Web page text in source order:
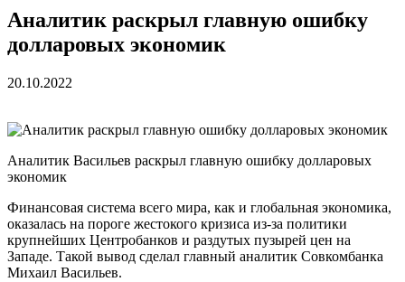
Аналитик раскрыл главную ошибку
долларовых экономик
20.10.2022
Аналитик Васильев раскрыл главную ошибку долларовых
экономик
Финансовая система всего мира, как и глобальная экономика,
оказалась на пороге жестокого кризиса из-за политики
крупнейших Центробанков и раздутых пузырей цен на
Западе. Такой вывод сделал главный аналитик Совкомбанка
Михаил Васильев.